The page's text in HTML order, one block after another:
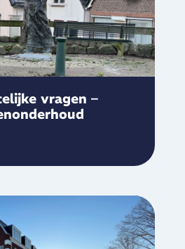
vragen –